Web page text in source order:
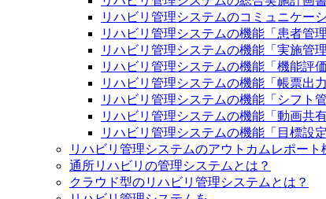
リハビリ管理システムのコミュニケー
リハビリ管理システムの機能「患者管
リハビリ管理システムの機能「実施管
リハビリ管理システムの機能「機能評
リハビリ管理システムの機能「帳票出
リハビリ管理システムの機能「シフト
リハビリ管理システムの機能「動画共
リハビリ管理システムの機能「目標設
リハビリ管理システムのアウトカムレポート
通所リハビリの管理システムとは？
クラウド型のリハビリ管理システムとは？